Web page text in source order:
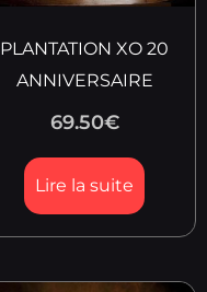
PLANTATION XO 20
ANNIVERSAIRE
69.50€
Lire la suite